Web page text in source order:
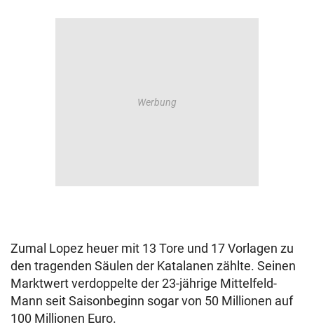
Zumal Lopez heuer mit 13 Tore und 17 Vorlagen zu
den tragenden Säulen der Katalanen zählte. Seinen
Marktwert verdoppelte der 23-jährige Mittelfeld-
Mann seit Saisonbeginn sogar von 50 Millionen auf
100 Millionen Euro.